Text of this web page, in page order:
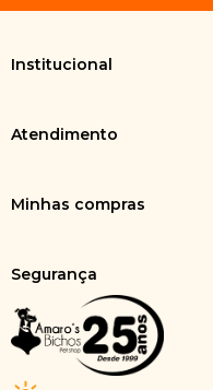
Institucional
Atendimento
Minhas compras
Segurança